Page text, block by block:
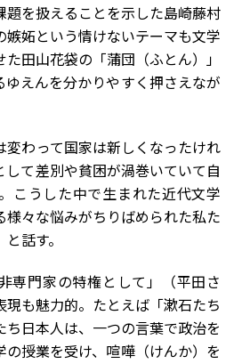
を扱えることを示した島崎藤村
嫉妬という情けないテーマも文学
田山花袋の「蒲団（ふとん）」
ゆえんを分かりやすく押さえなが
わって国家は新しくなったけれ
して差別や貧困が渦巻いていて自
こうした中で生まれた近代文学
様々な悩みがちりばめられた私た
話す。
専門家の特権として」（平田さ
現も魅力的。たとえば「漱石たち
日本人は、一つの言葉で政治を
の授業を受け、喧嘩（けんか）を